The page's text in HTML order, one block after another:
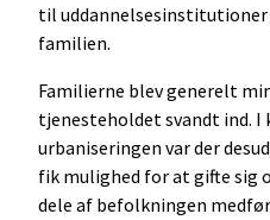
til uddannelsesinstitutioner
familien.
Familierne blev generelt
tjenesteholdet svandt ind. I
urbaniseringen var der
fik mulighed for at gifte sig
dele af befolkningen